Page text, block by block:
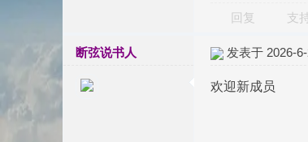
回复 支
断弦说书人 发表于 2026-
欢迎新成员